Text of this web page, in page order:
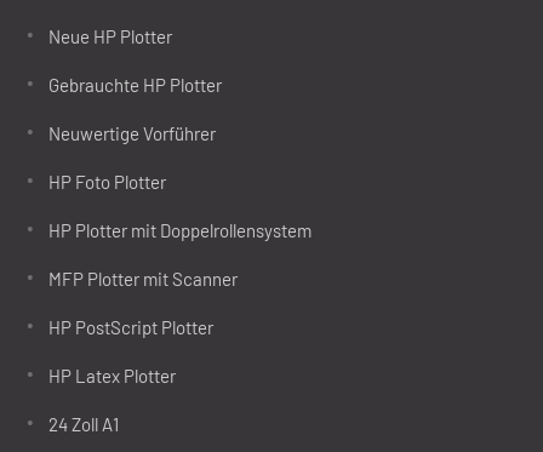
Neue HP Plotter
Gebrauchte HP Plotter
Neuwertige Vorführer
HP Foto Plotter
HP Plotter mit Doppelrollensystem
MFP Plotter mit Scanner
HP PostScript Plotter
HP Latex Plotter
24 Zoll A1